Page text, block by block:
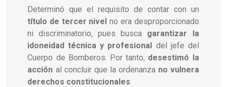
Determinó que el requisito de contar con un
título de tercer nivel no era desproporcionado
ni discriminatorio, pues busca garantizar la
idoneidad técnica y profesional del jefe del
Cuerpo de Bomberos. Por tanto, desestimó la
acción al concluir que la ordenanza no vulnera
derechos constitucionales.